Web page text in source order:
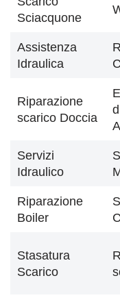
Sciacquone
Assistenza
Idraulica
Riparazione
scarico Doccia
Servizi
Idraulico
Riparazione
Boiler
Stasatura
Scarico